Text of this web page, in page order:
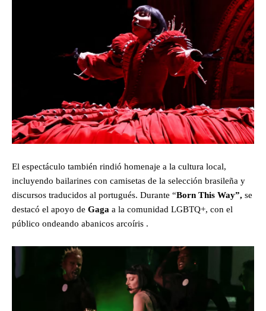
El espectáculo también rindió homenaje a la cultura local,
incluyendo bailarines con camisetas de la selección brasileña y
discursos traducidos al portugués. Durante “Born This Way”, se
destacó el apoyo de Gaga a la comunidad LGBTQ+, con el
público ondeando abanicos arcoíris .